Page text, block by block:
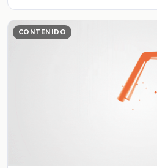
CONTENIDO